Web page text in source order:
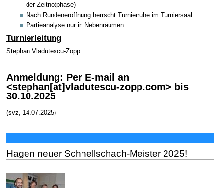
der Zeitnotphase)
Nach Rundeneröffnung herrscht Turnierruhe im Turniersaal
Partieanalyse nur in Nebenräumen
Turnierleitung
Stephan Vladutescu-Zopp
Anmeldung: Per E-mail an
<stephan[at]vladutescu-zopp.com> bis
30.10.2025
(svz, 14.07.2025)
Hagen neuer Schnellschach-Meister 2025!